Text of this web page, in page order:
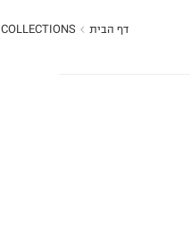
דף הבית COLLECTIONS